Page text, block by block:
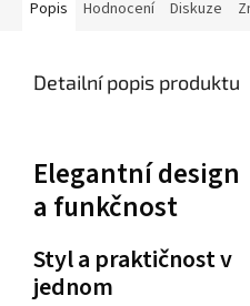
Popis Hodnocení Diskuze
Detailní popis produktu
Elegantní design
a funkčnost
Styl a praktičnost v
jednom